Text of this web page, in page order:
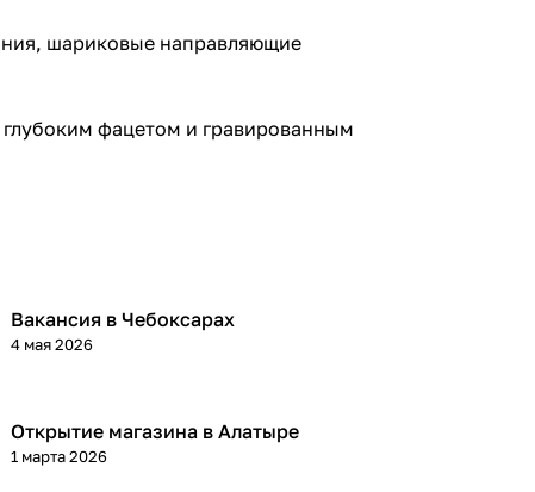
шариковые направляющие
фацетом и гравированным
Вакансия в Чебоксарах
4 мая 2026
Открытие магазина в Алатыре
1 марта 2026